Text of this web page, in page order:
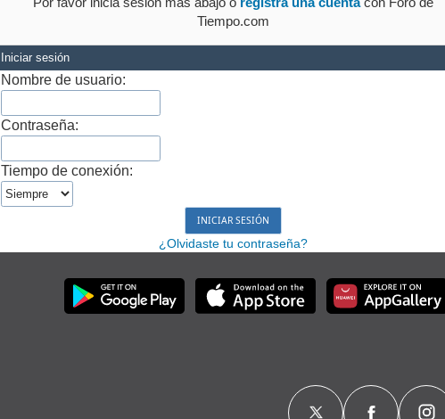
Tiempo.com
Iniciar sesión
Nombre de usuario:
Contraseña:
Tiempo de conexión:
¿Olvidaste tu contraseña?